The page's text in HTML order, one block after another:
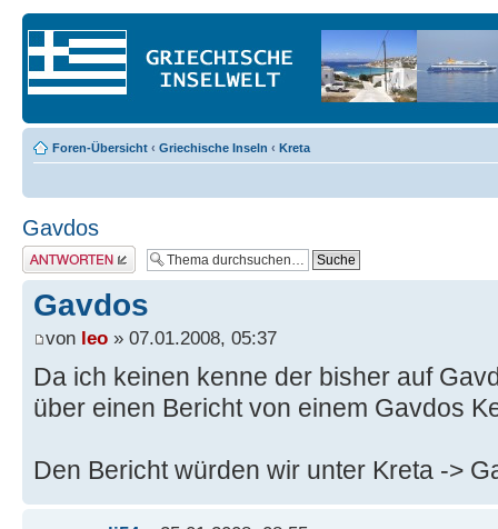
Foren-Übersicht ‹ Griechische Inseln ‹ Kreta
Gavdos
Antwort erstellen
Gavdos
von leo » 07.01.2008, 05:37
Da ich keinen kenne der bisher auf
über einen Bericht von einem Gavdos
Den Bericht würden wir unter Kreta ->